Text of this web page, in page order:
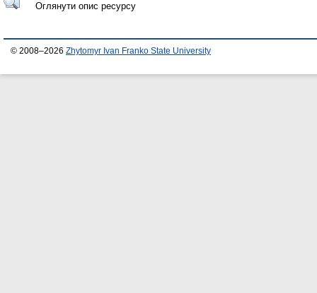
Оглянути опис ресурсу
© 2008–2026 Zhytomyr Ivan Franko State University